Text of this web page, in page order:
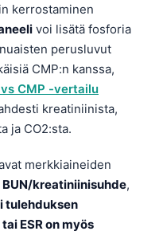
kerrostaminen
voi lisätä fosforia
perusluvut
CMP:n kanssa,
CMP -vertailu
kreatiniinista,
ja CO2:sta.
merkkiaineiden
BUN/kreatiniinisuhde,
tulehduksen
ESR on myös